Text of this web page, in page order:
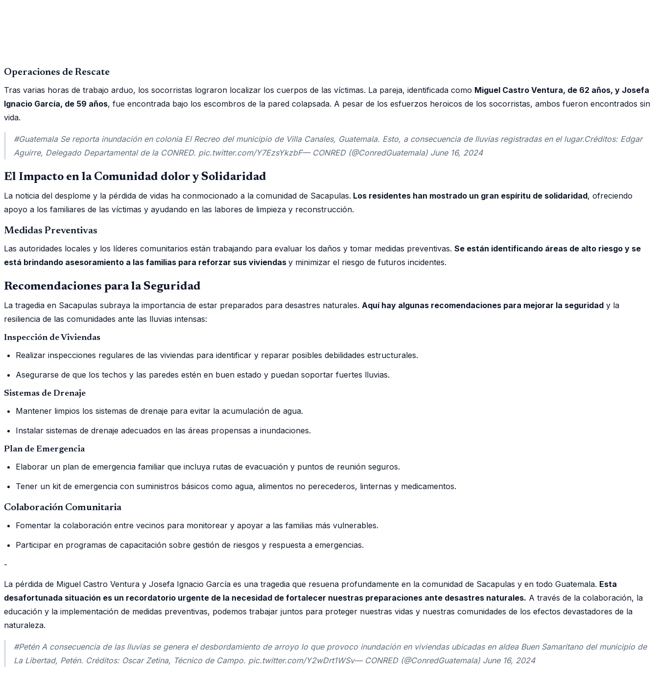
Operaciones de Rescate
Tras varias horas de trabajo arduo, los socorristas lograron localizar los cuerpos de las víctimas. La pareja, identificada como Miguel Castro Ventura, de 62 años, y Josefa
Ignacio García, de 59 años, fue encontrada bajo los escombros de la pared colapsada. A pesar de los esfuerzos heroicos de los socorristas, ambos fueron encontrados sin
vida.
#Guatemala Se reporta inundación en colonia El Recreo del municipio de Villa Canales, Guatemala. Esto, a consecuencia de lluvias registradas en el lugar.Créditos: Edgar
Aguirre, Delegado Departamental de la CONRED. pic.twitter.com/Y7EzsYkzbF— CONRED (@ConredGuatemala) June 16, 2024
El Impacto en la Comunidad dolor y Solidaridad
La noticia del desplome y la pérdida de vidas ha conmocionado a la comunidad de Sacapulas. Los residentes han mostrado un gran espíritu de solidaridad, ofreciendo
apoyo a los familiares de las víctimas y ayudando en las labores de limpieza y reconstrucción.
Medidas Preventivas
Las autoridades locales y los líderes comunitarios están trabajando para evaluar los daños y tomar medidas preventivas. Se están identificando áreas de alto riesgo y se
está brindando asesoramiento a las familias para reforzar sus viviendas y minimizar el riesgo de futuros incidentes.
Recomendaciones para la Seguridad
La tragedia en Sacapulas subraya la importancia de estar preparados para desastres naturales. Aquí hay algunas recomendaciones para mejorar la seguridad y la
resiliencia de las comunidades ante las lluvias intensas:
Inspección de Viviendas
Realizar inspecciones regulares de las viviendas para identificar y reparar posibles debilidades estructurales.
Asegurarse de que los techos y las paredes estén en buen estado y puedan soportar fuertes lluvias.
Sistemas de Drenaje
Mantener limpios los sistemas de drenaje para evitar la acumulación de agua.
Instalar sistemas de drenaje adecuados en las áreas propensas a inundaciones.
Plan de Emergencia
Elaborar un plan de emergencia familiar que incluya rutas de evacuación y puntos de reunión seguros.
Tener un kit de emergencia con suministros básicos como agua, alimentos no perecederos, linternas y medicamentos.
Colaboración Comunitaria
Fomentar la colaboración entre vecinos para monitorear y apoyar a las familias más vulnerables.
Participar en programas de capacitación sobre gestión de riesgos y respuesta a emergencias.
-
La pérdida de Miguel Castro Ventura y Josefa Ignacio García es una tragedia que resuena profundamente en la comunidad de Sacapulas y en todo Guatemala. Esta
desafortunada situación es un recordatorio urgente de la necesidad de fortalecer nuestras preparaciones ante desastres naturales. A través de la colaboración, la
educación y la implementación de medidas preventivas, podemos trabajar juntos para proteger nuestras vidas y nuestras comunidades de los efectos devastadores de la
naturaleza.
#Petén A consecuencia de las lluvias se genera el desbordamiento de arroyo lo que provoco inundación en viviendas ubicadas en aldea Buen Samaritano del municipio de
La Libertad, Petén. Créditos: Oscar Zetina, Técnico de Campo. pic.twitter.com/Y2wDrt1WSv— CONRED (@ConredGuatemala) June 16, 2024